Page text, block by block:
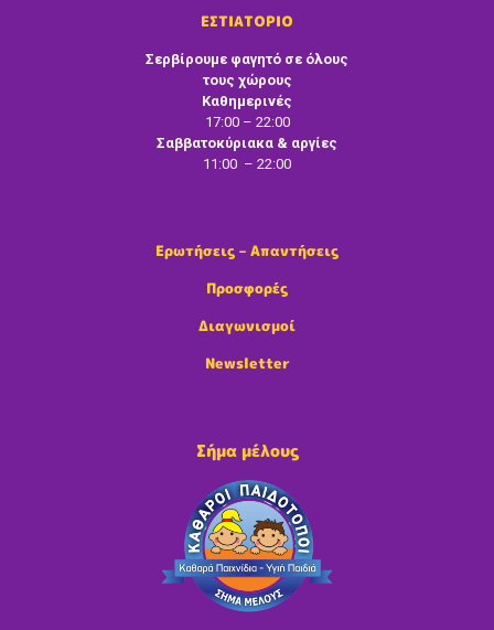
ΕΣΤΙΑΤΟΡΙΟ
Σερβίρουμε φαγητό σε όλους
τους χώρους
Καθημερινές
17:00 – 22:00
Σαββατοκύριακα & αργίες
11:00 – 22:00
Ερωτήσεις – Απαντήσεις
Προσφορές
Διαγωνισμοί
Newsletter
Σήμα μέλους